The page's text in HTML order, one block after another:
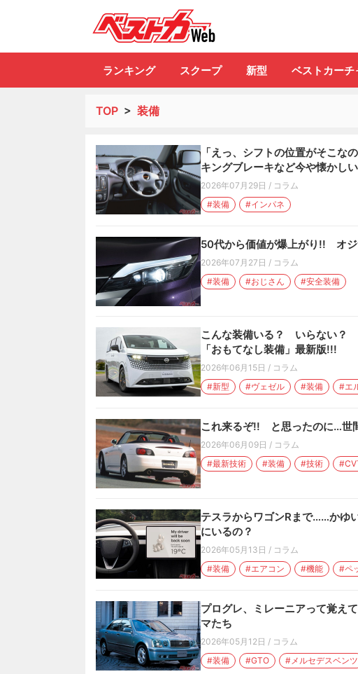
ランキング スクープ 新型 ベストカーチ
TOP > 装備
「えっ、シフトの位置がそこ
キングブレーキなど今や懐かし
2026年07月29日 / コラム
#装備
#インパネ
50代から価値が爆上がり!! オ
2026年07月27日 / コラム
#装備
#おじさん #安全装備
こんな装備いる？ いらない？
「おもてなし装備」最新版!!!
2026年06月15日 / コラム
#新型
#ヴェゼル #装備 #エ
これ来るぞ!! と思ったのに…世
2026年06月09日 / コラム
#最新技術
#装備 #技術
テスラからワゴンRまで……かゆ
にいるの？
2026年05月13日 / コラム
#装備
#エアコン #機能 #ペ
プログレ、ミレーニアって覚え
マたち
2026年05月12日 / コラム
#装備
#GTO #メルセデスベンツ